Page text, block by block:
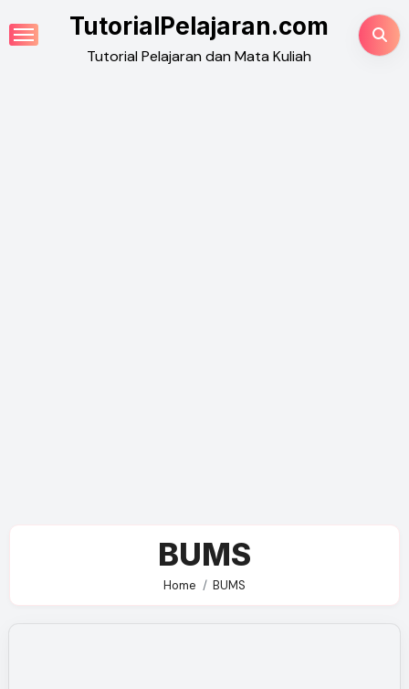
to
TutorialPelajaran.com
Tutorial Pelajaran dan Mata Kuliah
BUMS
Home BUMS